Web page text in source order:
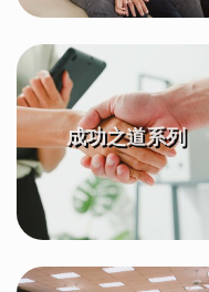
成功之道系列